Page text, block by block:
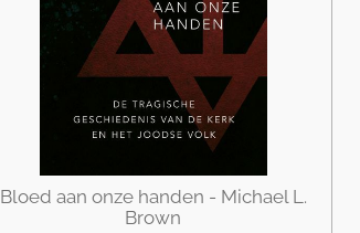
Bloed aan onze handen - Michael L.
Brown